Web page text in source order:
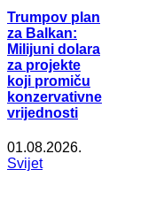
Trumpov plan
za Balkan:
Milijuni dolara
za projekte
koji promiču
konzervativne
vrijednosti
01.08.2026.
Svijet